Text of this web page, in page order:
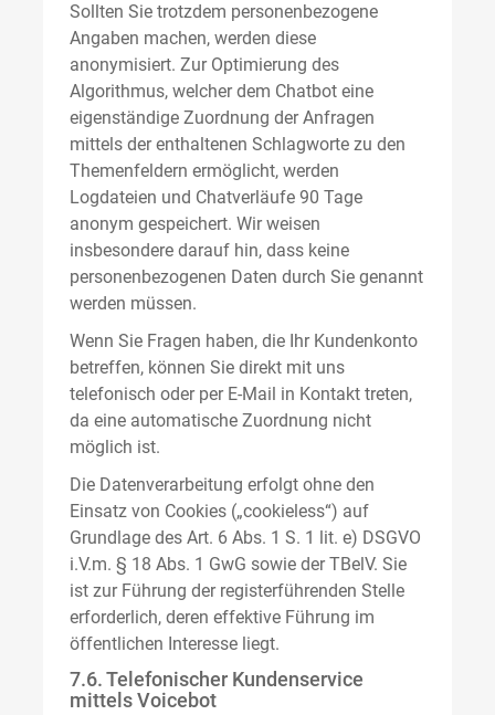
Sollten Sie trotzdem personenbezogene
Angaben machen, werden diese
anonymisiert. Zur Optimierung des
Algorithmus, welcher dem Chatbot eine
eigenständige Zuordnung der Anfragen
mittels der enthaltenen Schlagworte zu den
Themenfeldern ermöglicht, werden
Logdateien und Chatverläufe 90 Tage
anonym gespeichert. Wir weisen
insbesondere darauf hin, dass keine
personenbezogenen Daten durch Sie genannt
werden müssen.
Wenn Sie Fragen haben, die Ihr Kundenkonto
betreffen, können Sie direkt mit uns
telefonisch oder per E-Mail in Kontakt treten,
da eine automatische Zuordnung nicht
möglich ist.
Die Datenverarbeitung erfolgt ohne den
Einsatz von Cookies („cookieless“) auf
Grundlage des Art. 6 Abs. 1 S. 1 lit. e) DSGVO
i.V.m. § 18 Abs. 1 GwG sowie der TBelV. Sie
ist zur Führung der registerführenden Stelle
erforderlich, deren effektive Führung im
öffentlichen Interesse liegt.
7.6. Telefonischer Kundenservice
mittels Voicebot